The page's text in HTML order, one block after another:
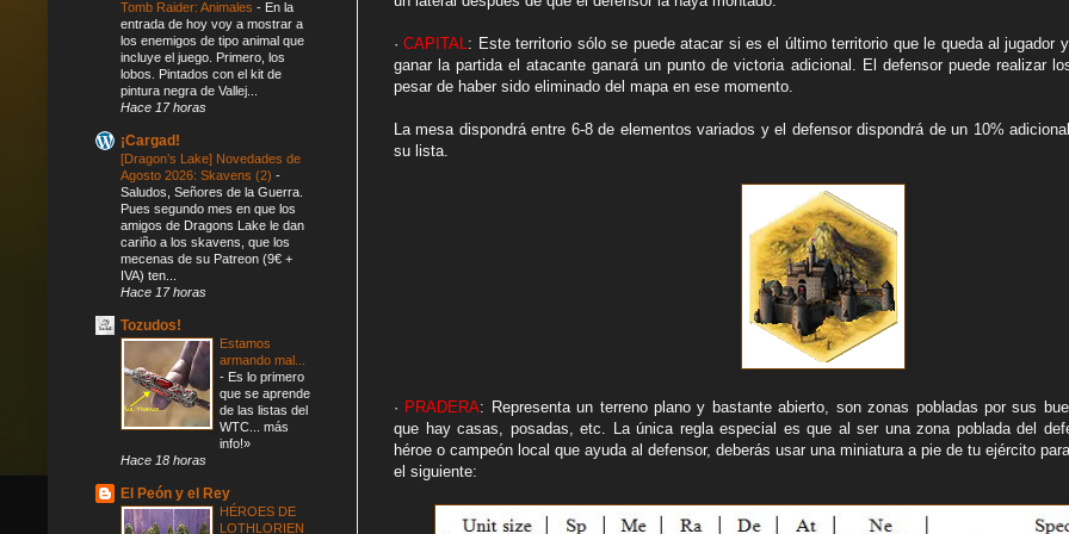
·CAPITAL : Este territorio sólo se puede atacar si es el último territorio que le queda al jugador
ganar la partida el atacante ganará un punto de victoria adicional. El defensor puede realizar
pesar de haber sido eliminado del mapa en ese momento.
La mesa dispondrá entre 6-8 de elementos variados y el defensor dispondrá de un 10%
su lista.
· PRADERA: Representa un terreno plano y bastante abierto, son zonas pobladas por sus
que hay casas, posadas, etc. La única regla especial es que al ser una zona poblada del
héroe o campeón local que ayuda al defensor, deberás usar una miniatura a pie de tu ejército
el siguiente:
Tomb Raider: Animales - En la
entrada de hoy voy a mostrar a
los enemigos de tipo animal que
incluye el juego. Primero, los
lobos. Pintados con el kit de
pintura negra de Vallej...
Hace 17 horas
¡Cargad!
[Dragon’s Lake] Novedades de
Agosto 2026: Skavens (2) -
Saludos, Señores de la Guerra.
Pues segundo mes en que los
amigos de Dragons Lake le dan
cariño a los skavens, que los
mecenas de su Patreon (9€ +
IVA) ten...
Hace 17 horas
Tozudos!
Estamos
armando mal...
- Es lo primero
que se aprende
de las listas del
WTC... más
info!»
Hace 18 horas
El Peón y el Rey
HÉROES DE
LOTHLORIEN